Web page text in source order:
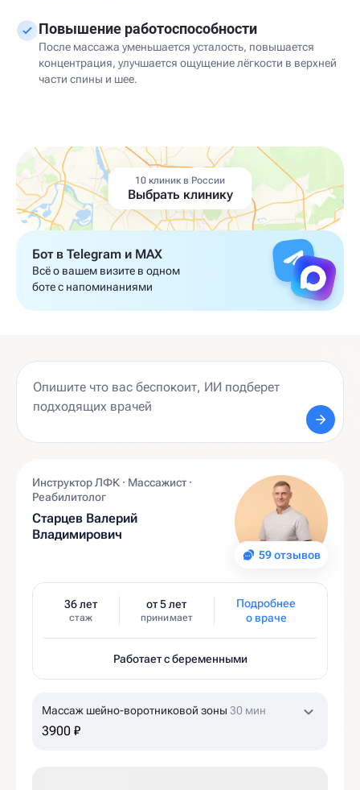
Повышение работоспособности
После массажа уменьшается усталость, повышается
концентрация, улучшается ощущение лёгкости в верхней
части спины и шее.
10 клиник в России
Выбрать клинику
Бот в Telegram и MAX
Всё о вашем визите в одном
боте с напоминаниями
59 отзывов
Инструктор ЛФК · Массажист ·
Реабилитолог
Старцев Валерий
Владимирович
36 лет
стаж
от 5 лет
принимает
Подробнее
о враче
Работает с беременными
Массаж шейно-воротниковой зоны 30 мин
3900 ₽